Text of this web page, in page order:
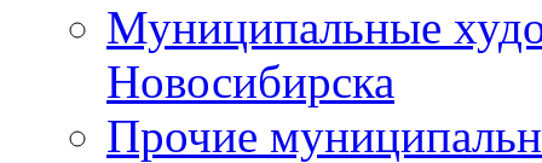
Муниципальные
Новосибирска
Прочие